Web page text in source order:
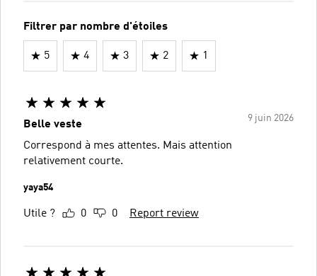
Filtrer par nombre d'étoiles
5 4 3 2 1
9 juin 2026
Belle veste
Correspond à mes attentes. Mais attention
relativement courte.
yaya54
Utile ? 0 0 Report review